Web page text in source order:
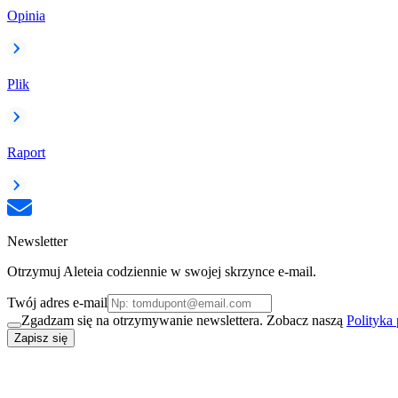
Opinia
Plik
Raport
Newsletter
Otrzymuj Aleteia codziennie w swojej skrzynce e-mail.
Twój adres e-mail
Zgadzam się na otrzymywanie newslettera. Zobacz naszą Polityka
Zapisz się